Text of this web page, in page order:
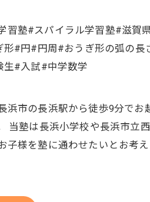
習塾#スパイラル学習塾#滋賀
形#円#円周#おうぎ形の弧の
生#入試#中学数学
浜市の長浜駅から徒歩9分で
当塾は長浜小学校や長浜市立
子様を塾に通わせたいとお考